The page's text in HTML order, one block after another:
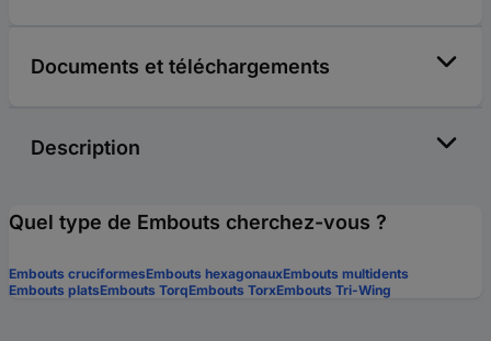
Documents et téléchargements
Description
Quel type de Embouts cherchez-vous ?
Embouts cruciformesEmbouts hexagonauxEmbouts multidents
Embouts platsEmbouts TorqEmbouts TorxEmbouts Tri-Wing